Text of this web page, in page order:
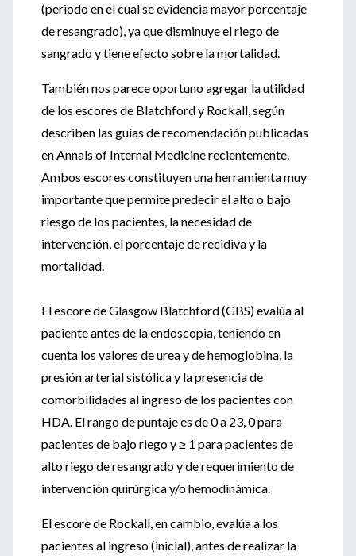
(periodo en el cual se evidencia mayor porcentaje
de resangrado), ya que disminuye el riego de
sangrado y tiene efecto sobre la mortalidad.
También nos parece oportuno agregar la utilidad
de los escores de Blatchford y Rockall, según
describen las guías de recomendación publicadas
en Annals of Internal Medicine recientemente.
Ambos escores constituyen una herramienta muy
importante que permite predecir el alto o bajo
riesgo de los pacientes, la necesidad de
intervención, el porcentaje de recidiva y la
mortalidad.
El escore de Glasgow Blatchford (GBS) evalúa al
paciente antes de la endoscopia, teniendo en
cuenta los valores de urea y de hemoglobina, la
presión arterial sistólica y la presencia de
comorbilidades al ingreso de los pacientes con
HDA. El rango de puntaje es de 0 a 23, 0 para
pacientes de bajo riego y ≥ 1 para pacientes de
alto riego de resangrado y de requerimiento de
intervención quirúrgica y/o hemodinámica.
El escore de Rockall, en cambio, evalúa a los
pacientes al ingreso (inicial), antes de realizar la